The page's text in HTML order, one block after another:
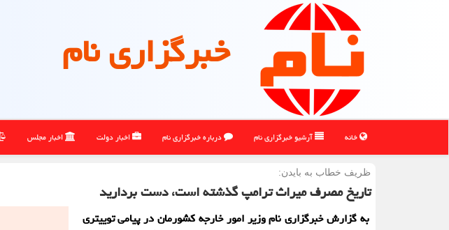
خبرگزاری نام
خانه آرشیو خبرگزاری نام درباره خبرگزاری نام اخبار دولت اخبار مجلس
ظریف خطاب به بایدن:
تاریخ مصرف میراث ترامپ گذشته است، دست بردارید
به گزارش خبرگزاری نام وزیر امور خارجه کشورمان در پیامی توییتری